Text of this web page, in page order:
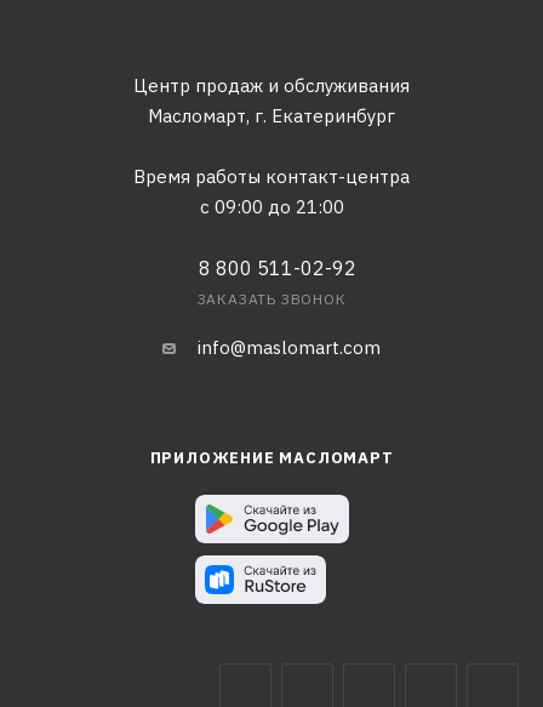
Центр продаж и обслуживания
Масломарт, г. Екатеринбург
Время работы контакт-центра
с 09:00 до 21:00
8 800 511-02-92
ЗАКАЗАТЬ ЗВОНОК
info@maslomart.com
ПРИЛОЖЕНИЕ МАСЛОМАРТ